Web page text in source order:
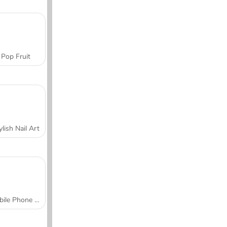
Pop Fruit
Nail Art
Mobile Phone Case Design & DIY